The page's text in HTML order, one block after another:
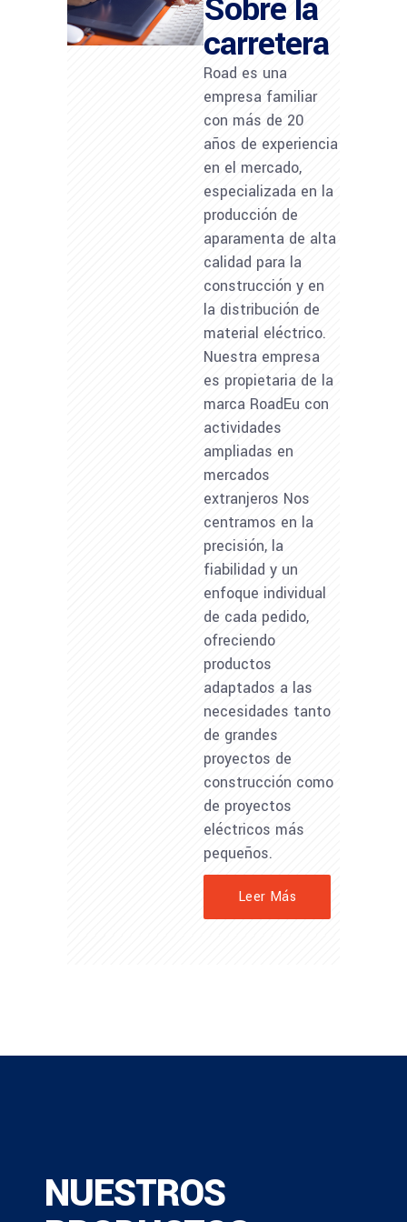
carretera
Road es una
empresa familiar
con más de 20
años de experiencia
en el mercado,
especializada en la
producción de
aparamenta de alta
calidad para la
construcción y en
la distribución de
material eléctrico.
Nuestra empresa
es propietaria de la
marca RoadEu con
actividades
ampliadas en
mercados
extranjeros Nos
centramos en la
precisión, la
fiabilidad y un
enfoque individual
de cada pedido,
ofreciendo
productos
adaptados a las
necesidades tanto
de grandes
proyectos de
construcción como
de proyectos
eléctricos más
pequeños.
Leer Más
NUESTROS